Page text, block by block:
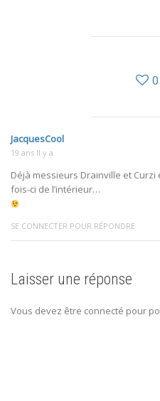
0
JacquesCool
19 ans Il y a
Déjà messieurs Drainville et
fois-ci de l’intérieur…
SE CONNECTER POUR RÉPONDRE
Laisser une réponse
Vous devez être connecté pour